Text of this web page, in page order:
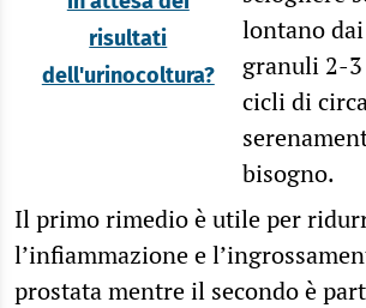
risultati
dell'urinocoltura?
lontano
granuli 2-
cicli di
bisogno.
Il primo rimedio è utile per
l’infiammazione e
prostata mentre il secondo è